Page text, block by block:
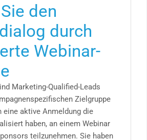
den
durch
Webinar-
Marketing-Qualified-Leads
Zielgruppe
eine aktive Anmeldung die
haben, an einem Webinar
teilzunehmen. Sie haben